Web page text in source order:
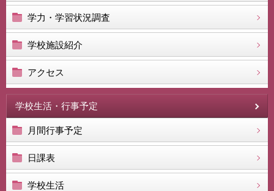
学力・学習状況調査
学校施設紹介
アクセス
学校生活・行事予定
月間行事予定
日課表
学校生活